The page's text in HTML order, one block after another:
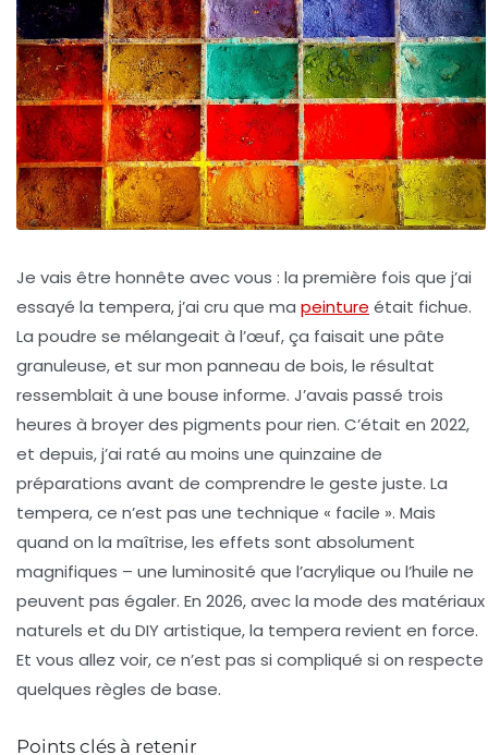
Je vais être honnête avec vous : la première fois que j’ai
essayé la tempera, j’ai cru que ma peinture était fichue.
La poudre se mélangeait à l’œuf, ça faisait une pâte
granuleuse, et sur mon panneau de bois, le résultat
ressemblait à une bouse informe. J’avais passé trois
heures à broyer des pigments pour rien. C’était en 2022,
et depuis, j’ai raté au moins une quinzaine de
préparations avant de comprendre le geste juste. La
tempera, ce n’est pas une technique « facile ». Mais
quand on la maîtrise, les effets sont absolument
magnifiques – une luminosité que l’acrylique ou l’huile ne
peuvent pas égaler. En 2026, avec la mode des matériaux
naturels et du DIY artistique, la tempera revient en force.
Et vous allez voir, ce n’est pas si compliqué si on respecte
quelques règles de base.
Points clés à retenir